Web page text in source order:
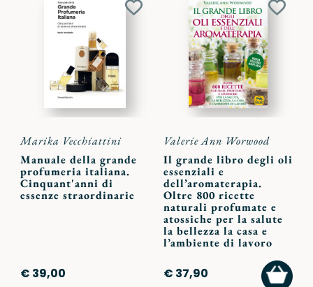
Aggiungi
Marika Vecchiattini
Manuale della grande
profumeria italiana.
Cinquant'anni di
essenze straordinarie
€ 39,00
Valerie Ann Worwood
Il grande libro degli oli
essenziali e
dell’aromaterapia.
Oltre 800 ricette
naturali profumate e
atossiche per la salute
la bellezza la casa e
l’ambiente di lavoro
€ 37,90
AL